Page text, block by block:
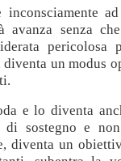
inconsciamente
avanza senza
pericolosa
diventa un modus
e lo diventa
di sostegno e
diventa un